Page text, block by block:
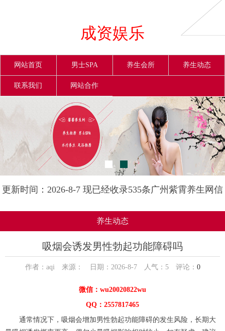
成资娱乐
网站首页 男士SPA 养生会所 养生动态
联系我们 网站合作
更新时间：2026-8-7 现已经收录535条广州紫霄养生网信
养生动态
吸烟会诱发男性勃起功能障碍吗
作者：aqi 来源： 日期：2026-8-7 人气： 5评论： 0
微信：wu20020822wu
QQ：2557817465
通常情况下，吸烟会增加男性勃起功能障碍的发生风险，长期大